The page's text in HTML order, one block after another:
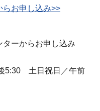
らお申し込み>>
ーからお申し込み
5:30 土日祝日／午前